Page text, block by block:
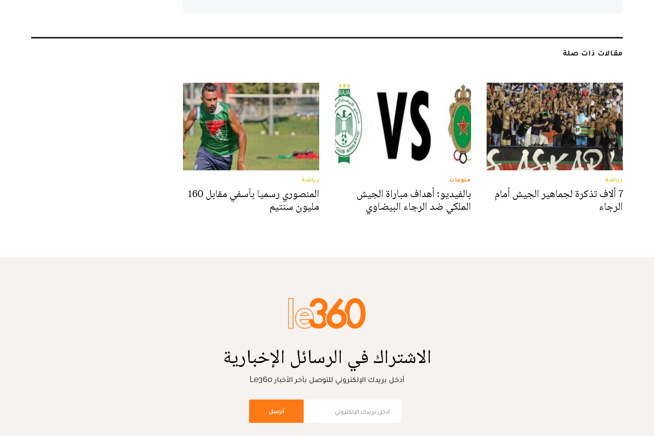
مقالات ذات صلة
رياضة
7 ألاف تذكرة لجماهير الجيش أمام
الرجاء
منوعات
بالفيديو: أهداف مباراة الجيش
الملكي ضد الرجاء البيضاوي
رياضة
المنصوري رسميا بآسفي مقابل 160
مليون سنتيم
الاشتراك في الرسائل الإخبارية
أدخل بريدك الإلكتروني للتوصل بآخر الأخبار Le360
أرسل